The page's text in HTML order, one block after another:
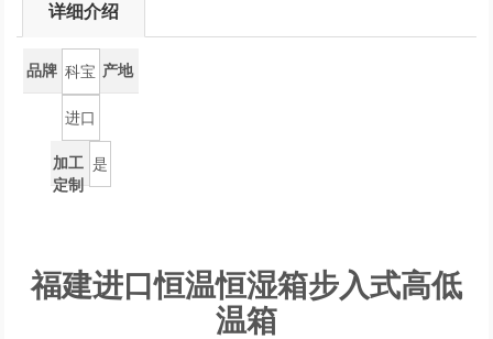
详细介绍
品牌 科宝 产地
进口
加工
定制
是
福建进口恒温恒湿箱步入式高低
温箱